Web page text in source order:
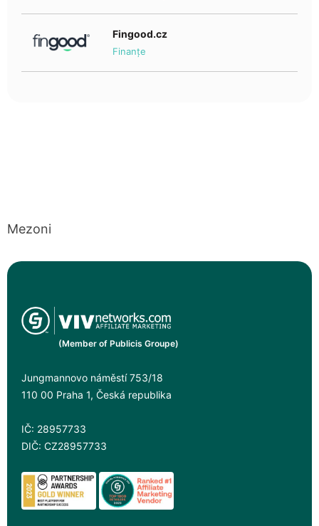
Fingood.cz
Finanțe
Mezoni
(Member of Publicis Groupe)
Jungmannovo náměstí 753/18
110 00 Praha 1, Česká republika
IČ: 28957733
DIČ: CZ28957733